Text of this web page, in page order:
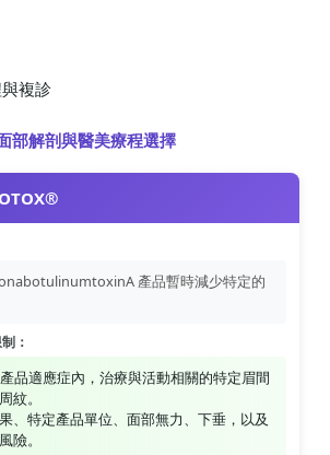
複診
部解剖與醫美療程選擇
產品暫時減少特定的
：
品適應症內，治療與活動相關的特定眉間
紋。
、特定產品單位、面部無力、下垂，以及
險。